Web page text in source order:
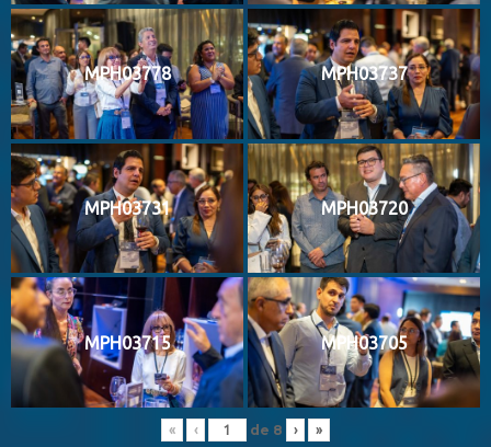
MPH03778 MPH03737
MPH03731 MPH03720
MPH03715 MPH03705
« ‹ de 8 › »